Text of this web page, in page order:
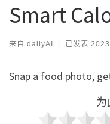
Smart
来自 dailyAI | 已发表
Snap a food photo,
为